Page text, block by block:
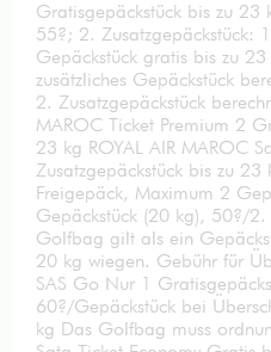
Gratisgepäckstück bis zu 23
55?; 2. Zusatzgepäckstück:
Gepäckstück gratis bis zu
zusätzliches Gepäckstück
2. Zusatzgepäckstück
MAROC Ticket Premium 2
23 kg ROYAL AIR MAROC
Zusatzgepäckstück bis zu 23
Freigepäck, Maximum 2
Gepäckstück (20 kg), 50?/
Golfbag gilt als ein
20 kg wiegen. Gebühr für
SAS Go Nur 1
60?/Gepäckstück bei
kg Das Golfbag muss